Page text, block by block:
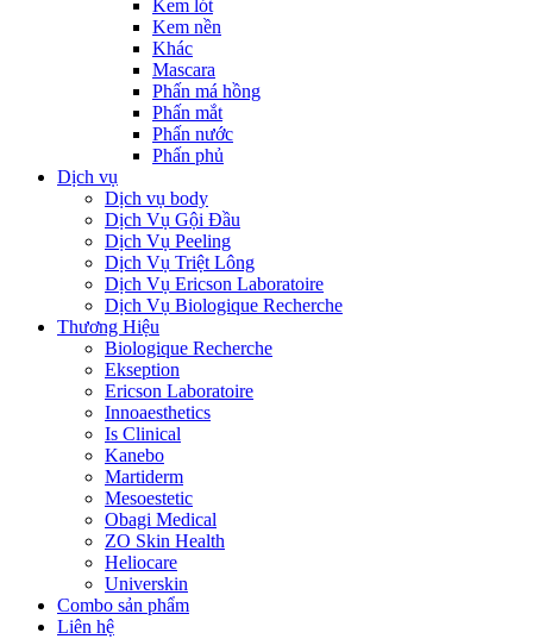
Kem lót
Kem nền
Khác
Mascara
Phấn má hồng
Phấn mắt
Phấn nước
Phấn phủ
Dịch vụ
Dịch vụ body
Dịch Vụ Gội Đầu
Dịch Vụ Peeling
Dịch Vụ Triệt Lông
Dịch Vụ Ericson Laboratoire
Dịch Vụ Biologique Recherche
Thương Hiệu
Biologique Recherche
Ekseption
Ericson Laboratoire
Innoaesthetics
Is Clinical
Kanebo
Martiderm
Mesoestetic
Obagi Medical
ZO Skin Health
Heliocare
Universkin
Combo sản phẩm
Liên hệ